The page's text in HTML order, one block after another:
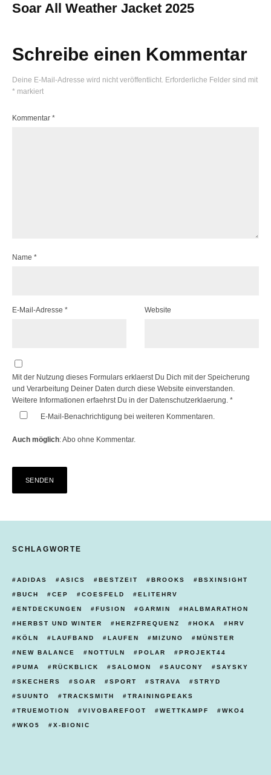
Soar All Weather Jacket 2025
Schreibe einen Kommentar
Deine E-Mail-Adresse wird nicht veröffentlicht. Erforderliche Felder sind mit
* markiert
Kommentar *
Name *
E-Mail-Adresse * Website
Mit der Nutzung dieses Formulars erklaerst Du Dich mit der Speicherung
und Verarbeitung Deiner Daten durch diese Website einverstanden.
Weitere Informationen erfaehrst Du in der Datenschutzerklaerung. *
E-Mail-Benachrichtigung bei weiteren Kommentaren.
Auch möglich:Abo ohne Kommentar.
SCHLAGWORTE
ADIDAS ASICS BESTZEIT BROOKS BSXINSIGHT
BUCH CEP COESFELD ELITEHRV
ENTDECKUNGEN FUSION GARMIN HALBMARATHON
HERBST UND WINTER HERZFREQUENZ HOKA HRV
KÖLN LAUFBAND LAUFEN MIZUNO MÜNSTER
NEW BALANCE NOTTULN POLAR PROJEKT44
PUMA RÜCKBLICK SALOMON SAUCONY SAYSKY
SKECHERS SOAR SPORT STRAVA STRYD
SUUNTO TRACKSMITH TRAININGPEAKS
TRUEMOTION VIVOBAREFOOT WETTKAMPF WKO4
WKO5 X-BIONIC